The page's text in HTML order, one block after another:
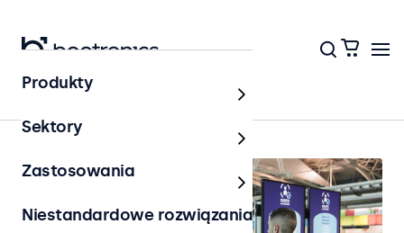
Kontrola dostępu
Produkty
Sektory
Zastosowania
Niestandardowe rozwiązania